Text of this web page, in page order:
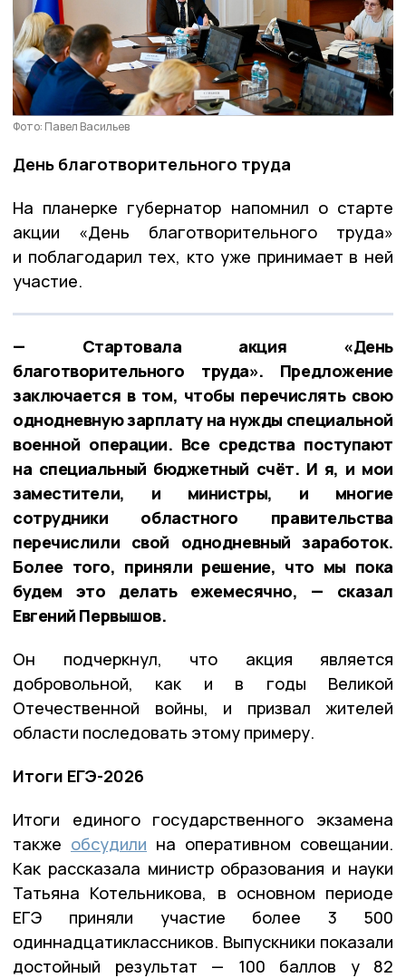
Фото: Павел Васильев
День благотворительного труда
На планерке губернатор напомнил о старте
акции «День благотворительного труда»
и поблагодарил тех, кто уже принимает в ней
участие.
— Стартовала акция «День
благотворительного труда». Предложение
заключается в том, чтобы перечислять свою
однодневную зарплату на нужды специальной
военной операции. Все средства поступают
на специальный бюджетный счёт. И я, и мои
заместители, и министры, и многие
сотрудники областного правительства
перечислили свой однодневный заработок.
Более того, приняли решение, что мы пока
будем это делать ежемесячно, — сказал
Евгений Первышов.
Он подчеркнул, что акция является
добровольной, как и в годы Великой
Отечественной войны, и призвал жителей
области последовать этому примеру.
Итоги ЕГЭ-2026
Итоги единого государственного экзамена
также обсудили на оперативном совещании.
Как рассказала министр образования и науки
Татьяна Котельникова, в основном периоде
ЕГЭ приняли участие более 3 500
одиннадцатиклассников. Выпускники показали
достойный результат — 100 баллов у 82